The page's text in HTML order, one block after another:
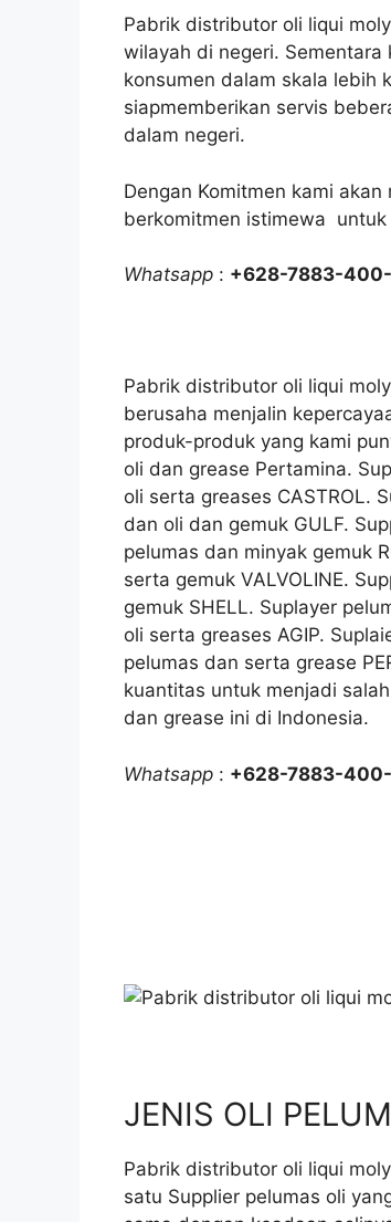
Pabrik distributor oli liqui
wilayah di negeri.
konsumen dalam skala lebih
siapmemberikan servis
dalam negeri.
Dengan Komitmen kami
berkomitmen istimewa
Whatsapp : +628-7883-
Pabrik distributor oli liqui
berusaha menjalin
produk-produk yang kami
oli dan grease Pertamina.
oli serta greases CASTROL.
dan oli dan gemuk GULF.
pelumas dan minyak gemuk
serta gemuk VALVOLINE.
gemuk SHELL. Suplayer
oli serta greases AGIP.
pelumas dan serta grease
kuantitas untuk menjadi
dan grease ini di Indonesia.
Whatsapp : +628-7883-
JENIS OLI
Pabrik distributor oli liqui
satu Supplier pelumas oli